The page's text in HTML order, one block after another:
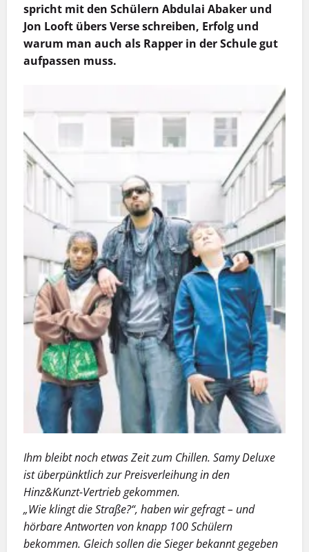
spricht mit den Schülern Abdulai Abaker und
Jon Looft übers Verse schreiben, Erfolg und
warum man auch als Rapper in der Schule gut
aufpassen muss.
Ihm bleibt noch etwas Zeit zum Chillen. Samy Deluxe
ist überpünktlich zur Preisverleihung in den
Hinz&Kunzt-Vertrieb gekommen.
„Wie klingt die Straße?“, haben wir gefragt – und
hörbare Antworten von knapp 100 Schülern
bekommen. Gleich sollen die Sieger bekannt gegeben